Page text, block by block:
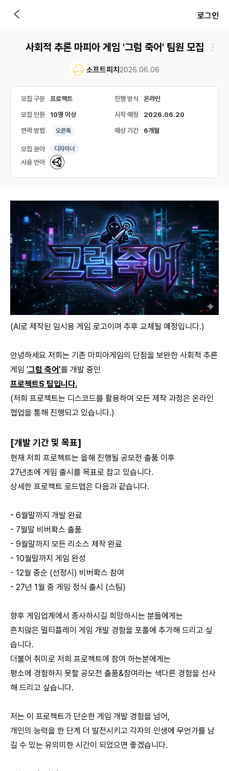
로그인
사회적 추론 마피아 게임 '그럼 죽어' 팀원 모집
소프트피치 2026.06.06
모집 구분 프로젝트 진행 방식 온라인
모집 인원 10명 이상 시작 예정 2026.06.20
연락 방법 오픈톡 예상 기간 6개월
모집 분야 디자이너
사용 언어
(AI로 제작된 임시용 게임 로고이며 추후 교체될 예정입니다.)
안녕하세요 저희는 기존 마피아게임의 단점을 보완한 사회적 추론
게임 '그럼 죽어'를 개발 중인
프로젝트S 팀입니다.
(저희 프로젝트는 디스코드를 활용하여 모든 제작 과정은 온라인
협업을 통해 진행되고 있습니다.)
[개발 기간 및 목표]
현재 저희 프로젝트는 올해 진행될 공모전 출품 이후
27년초에 게임 출시를 목표로 잡고 있습니다.
상세한 프로젝트 로드맵은 다음과 같습니다.
- 6월말까지 개발 완료
- 7월말 비버롹스 출품
- 9월말까지 모든 리소스 제작 완료
- 10월말까지 게임 완성
- 12월 중순 (선정시) 비버롹스 참여
- 27년 1월 중 게임 정식 출시 (스팀)
향후 게임업계에서 종사하시길 희망하시는 분들에게는
흔치않은 멀티플레이 게임 개발 경험을 포폴에 추가해 드리고 싶
습니다.
더불어 취미로 저희 프로젝트에 참여 하는분에게는
평소에 경험하지 못할 공모전 출품&참여라는 색다른 경험을 선사
해 드리고 싶습니다.
저는 이 프로젝트가 단순한 게임 개발 경험을 넘어,
개인의 능력을 한 단계 더 발전시키고 각자의 인생에 무언가를 남
길 수 있는 유의미한 시간이 되었으면 좋겠습니다.